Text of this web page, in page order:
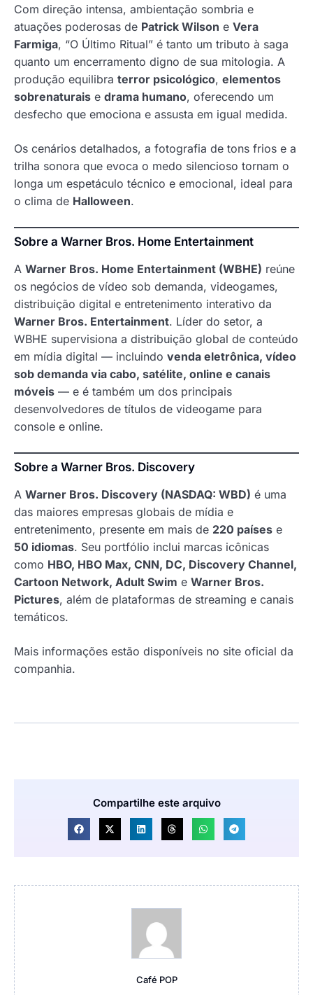
Com direção intensa, ambientação sombria e
atuações poderosas de Patrick Wilson e Vera
Farmiga, “O Último Ritual” é tanto um tributo à saga
quanto um encerramento digno de sua mitologia. A
produção equilibra terror psicológico, elementos
sobrenaturais e drama humano, oferecendo um
desfecho que emociona e assusta em igual medida.
Os cenários detalhados, a fotografia de tons frios e a
trilha sonora que evoca o medo silencioso tornam o
longa um espetáculo técnico e emocional, ideal para
o clima de Halloween.
Sobre a Warner Bros. Home Entertainment
A Warner Bros. Home Entertainment (WBHE) reúne
os negócios de vídeo sob demanda, videogames,
distribuição digital e entretenimento interativo da
Warner Bros. Entertainment. Líder do setor, a
WBHE supervisiona a distribuição global de conteúdo
em mídia digital — incluindo venda eletrônica, vídeo
sob demanda via cabo, satélite, online e canais
móveis — e é também um dos principais
desenvolvedores de títulos de videogame para
console e online.
Sobre a Warner Bros. Discovery
A Warner Bros. Discovery (NASDAQ: WBD) é uma
das maiores empresas globais de mídia e
entretenimento, presente em mais de 220 países e
50 idiomas. Seu portfólio inclui marcas icônicas
como HBO, HBO Max, CNN, DC, Discovery Channel,
Cartoon Network, Adult Swim e Warner Bros.
Pictures, além de plataformas de streaming e canais
temáticos.
Mais informações estão disponíveis no site oficial da
companhia.
Compartilhe este arquivo
Café POP